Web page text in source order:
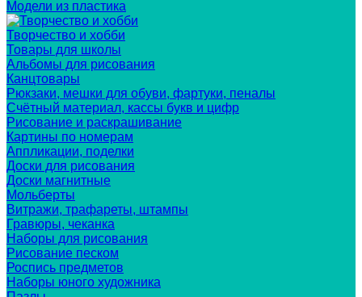
Модели из пластика
Творчество и хобби
Товары для школы
Альбомы для рисования
Канцтовары
Рюкзаки, мешки для обуви, фартуки, пеналы
Счётный материал, кассы букв и цифр
Рисование и раскрашивание
Картины по номерам
Аппликации, поделки
Доски для рисования
Доски магнитные
Мольберты
Витражи, трафареты, штампы
Гравюры, чеканка
Наборы для рисования
Рисование песком
Роспись предметов
Наборы юного художника